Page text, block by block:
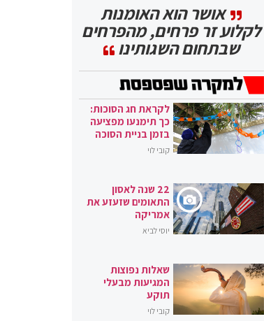
אושר הוא האומנות
לקלוע זר פרחים, מהפרחים
שבתחום השגותינו
לקראת חג הסוכות:
כך תימנעו מפציעה
בזמן בניית הסוכה
קובי לוי
22 שנה לאסון
התאומים שזעזע את
אמריקה
יוסי לביא
שאלות נפוצות
המגיעות מבעלי
תוקע
קובי לוי